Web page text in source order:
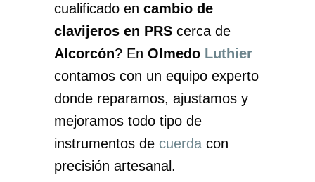
cualificado en cambio de
clavijeros en PRScerca de
Alcorcón? En Olmedo Luthier
contamos con un equipo experto
donde reparamos, ajustamos y
mejoramos todo tipo de
instrumentos de cuerdacon
precisión artesanal.